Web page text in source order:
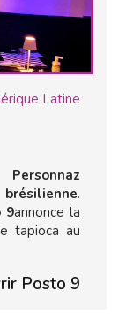
Latine
Personnaz​
brésilienne.
9annonce la
tapioca au
Posto 9